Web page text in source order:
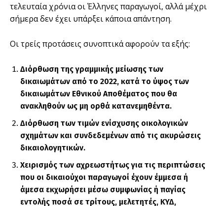
τελευταία χρόνια οι Έλληνες παραγωγοί, αλλά μέχρι
σήμερα δεν έχει υπάρξει κάποια απάντηση.
Οι τρείς προτάσεις συνοπτικά αφορούν τα εξής:
Διόρθωση της γραμμικής μείωσης των
δικαιωμάτων από το 2022, κατά το ύψος των
δικαιωμάτων Εθνικού Αποθέματος που θα
ανακληθούν ως μη ορθά κατανεμηθέντα.
Διόρθωση των τιμών ενίσχυσης οικολογικών
σχημάτων και συνδεδεμένων από τις ακυρώσεις
δικαιολογητικών.
Χειρισμός των αχρεωστήτως για τις περιπτώσεις
που οι δικαιούχοι παραγωγοί έχουν έμμεσα ή
άμεσα εκχωρήσει μέσω συμφωνίας ή παγίας
εντολής ποσά σε τρίτους, μελετητές, ΚΥΔ,